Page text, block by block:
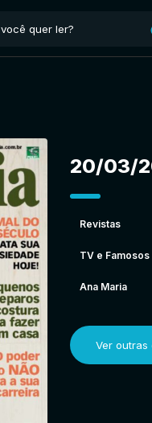
20/03/
Revistas
TV e Famosos
Ana Maria
Ver outras